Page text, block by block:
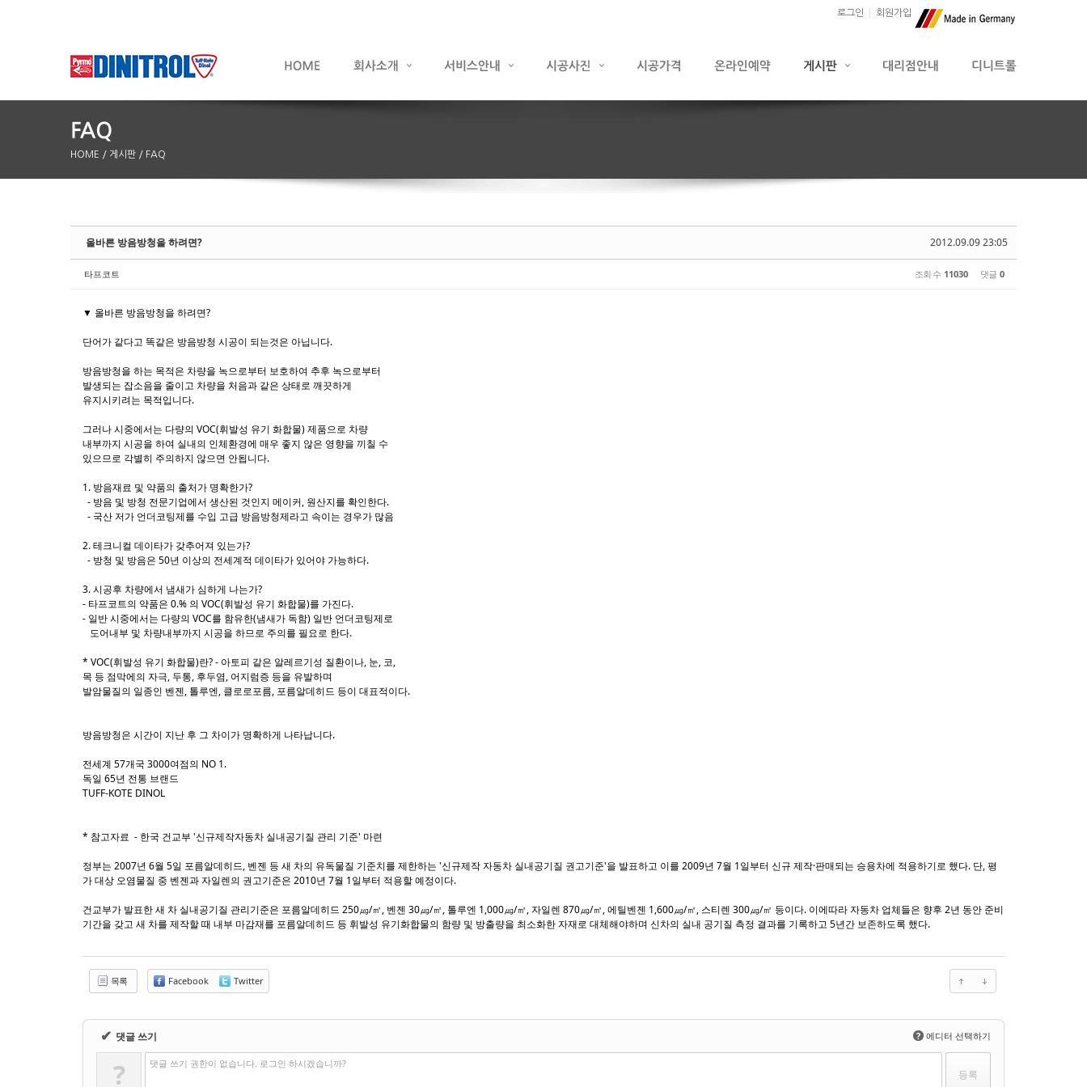
로그인 회원가입
HOME / 게시판 / FAQ
2012.09.09 23:05
올바른 방음방청을 하려면?
타프코트 조회 수 11030 댓글 0
▼ 올바른 방음방청을 하려면?
단어가 같다고 똑같은 방음방청 시공이 되는것은 아닙니다.
방음방청을 하는 목적은 차량을 녹으로부터 보호하여 추후 녹으로부터
발생되는 잡소음을 줄이고 차량을 처음과 같은 상태로 깨끗하게
유지시키려는 목적입니다.
그러나 시중에서는 다량의 VOC(휘발성 유기 화합물) 제품으로 차량
내부까지 시공을 하여 실내의 인체환경에 매우 좋지 않은 영향을 끼칠 수
있으므로 각별히 주의하지 않으면 안됩니다.
1. 방음재료 및 약품의 출처가 명확한가?
- 방음 및 방청 전문기업에서 생산된 것인지 메이커, 원산지를 확인한다.
- 국산 저가 언더코팅제를 수입 고급 방음방청제라고 속이는 경우가 많음
2. 테크니컬 데이타가 갖추어져 있는가?
- 방청 및 방음은 50년 이상의 전세계적 데이타가 있어야 가능하다.
3. 시공후 차량에서 냄새가 심하게 나는가?
- 타프코트의 약품은 0.% 의 VOC(휘발성 유기 화합물)를 가진다.
- 일반 시중에서는 다량의 VOC를 함유한(냄새가 독함) 일반 언더코팅제로
도어내부 및 차량내부까지 시공을 하므로 주의를 필요로 한다.
* VOC(휘발성 유기 화합물)란? - 아토피 같은 알레르기성 질환이나, 눈, 코,
목 등 점막에의 자극, 두통, 후두염, 어지럼증 등을 유발하며
발암물질의 일종인 벤젠, 톨루엔, 클로로포름, 포름알데히드 등이 대표적이다.
방음방청은 시간이 지난 후 그 차이가 명확하게 나타납니다.
전세계 57개국 3000여점의 NO 1.
독일 65년 전통 브랜드
TUFF-KOTE DINOL
* 참고자료 - 한국 건교부 '신규제작자동차 실내공기질 관리 기준' 마련
정부는 2007년 6월 5일 포름알데히드, 벤젠 등 새 차의 유독물질 기준치를 제한하는 '신규제작 자동차 실내공기질 권고기준'을 발표하고 이를 2009년 7월 1일부터 신규 제작·판매되는 승용차에 적용하기로 했다. 단, 평
가 대상 오염물질 중 벤젠과 자일렌의 권고기준은 2010년 7월 1일부터 적용할 예정이다.
건교부가 발표한 새 차 실내공기질 관리기준은 포름알데히드 250㎍/㎡, 벤젠 30㎍/㎡, 톨루엔 1,000㎍/㎡, 자일렌 870㎍/㎡, 에틸벤젠 1,600㎍/㎡, 스티렌 300㎍/㎡ 등이다. 이에따라 자동차 업체들은 향후 2년 동안 준비
기간을 갖고 새 차를 제작할 때 내부 마감재를 포름알데히드 등 휘발성 유기화합물의 함량 및 방출량을 최소화한 자재로 대체해야하며 신차의 실내 공기질 측정 결과를 기록하고 5년간 보존하도록 했다.
목록 Facebook Twitter
✔ 댓글 쓰기 ? 에디터 선택하기
? 댓글 쓰기 권한이 없습니다. 로그인 하시겠습니까?
Sketchbook5, 스케치북5
Sketchbook5, 스케치북5
Sketchbook5, 스케치북5
Sketchbook5, 스케치북5